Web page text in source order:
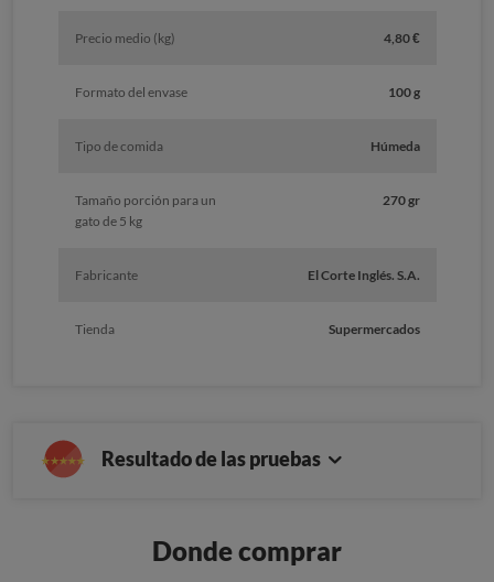
Precio medio (kg) 4,80 €
Formato del envase 100 g
Tipo de comida Húmeda
Tamaño porción para un
gato de 5 kg
270 gr
Fabricante El Corte Inglés. S.A.
Tienda Supermercados
Resultado de las pruebas
Donde comprar